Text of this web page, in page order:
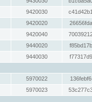
9420030
9420020
9420040
9440020
9440030
5970022
5970023